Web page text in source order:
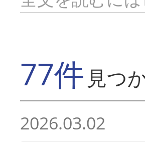
77件 見つ
2026.03.02